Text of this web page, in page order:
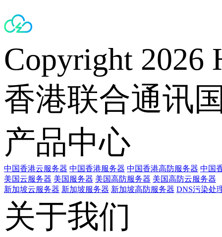
Copyright 2026
香港联合通讯
产品中心
中国香港云服务器 中国香港服务器 中国香港高防服务器 中国
美国云服务器 美国服务器 美国高防服务器 美国高防云服务器
新加坡云服务器 新加坡服务器 新加坡高防服务器 DNS污染处
关于我们